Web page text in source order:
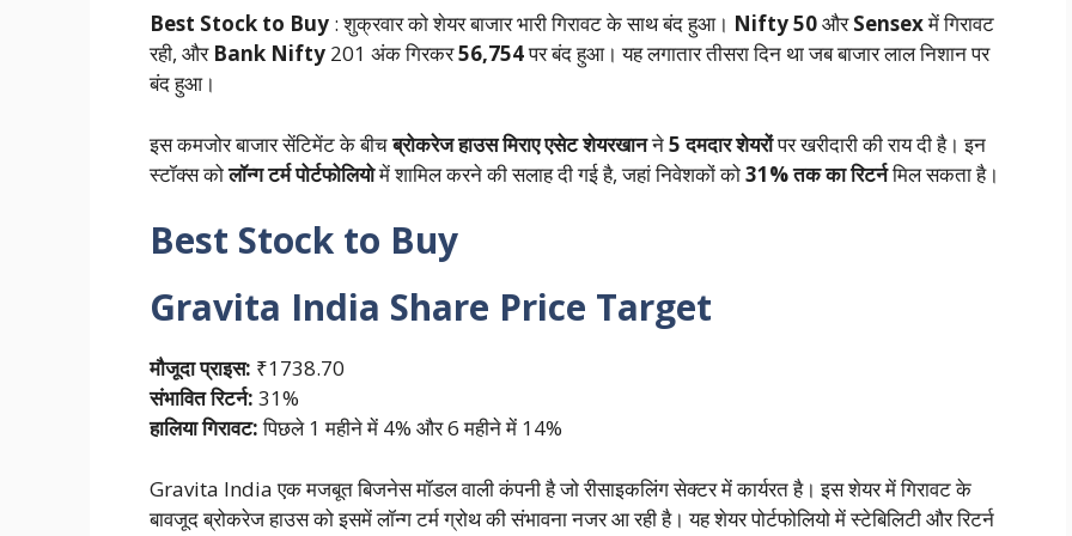
Best Stock to Buy: शुक्रवार को शेयर बाजार भारी गिरावट के साथ बंद हुआ। Nifty 50औरSensexमें गिरावट
रही, और Bank Nifty201 अंक गिरकर56,754पर बंद हुआ। यह लगातार तीसरा दिन था जब बाजार लाल निशान पर
बंद हुआ।
इस कमजोर बाजार सेंटिमेंट के बीचब्रोकरेज हाउस मिराए एसेट शेयरखानने5 दमदार शेयरोंपर खरीदारी की राय दी है। इन
स्टॉक्स कोलॉन्ग टर्म पोर्टफोलियोमें शामिल करने की सलाह दी गई है, जहां निवेशकों को31% तक का रिटर्नमिल सकता है।
Best Stock to Buy
Gravita India Share Price Target
मौजूदा प्राइस: ₹1738.70
संभावित रिटर्न: 31%
हालिया गिरावट:पिछले 1 महीने में 4% और 6 महीने में 14%
Gravita India एक मजबूत बिजनेस मॉडल वाली कंपनी है जो रीसाइकलिंग सेक्टर में कार्यरत है। इस शेयर में गिरावट के
बावजूद ब्रोकरेज हाउस को इसमें लॉन्ग टर्म ग्रोथ की संभावना नजर आ रही है। यह शेयर पोर्टफोलियो में स्टेबिलिटी और रिटर्न